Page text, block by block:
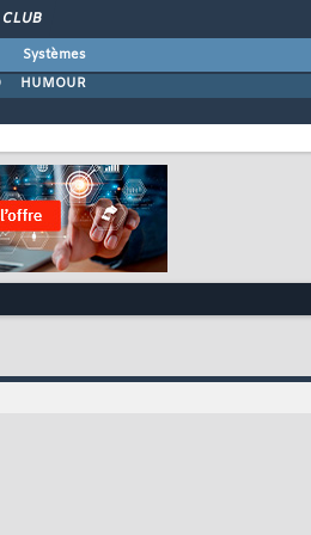
CLUB
Systèmes
HUMOUR